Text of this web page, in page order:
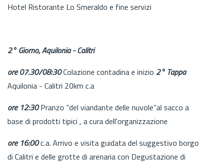
Hotel Ristorante Lo Smeraldo e fine servizi
2° Giorno, Aquilonia - Calitri
ore 07.30/08:30Colazione contadina e inizio 2° Tappa
Aquilonia - Calitri 20km c.a
ore 12:30Pranzo “del viandante delle nuvole”al sacco a
base di prodotti tipici , a cura dell'organizzazione
ore 16:00c.a. Arrivo e visita guidata del suggestivo borgo
di Calitri e delle grotte di arenaria con Degustazione di